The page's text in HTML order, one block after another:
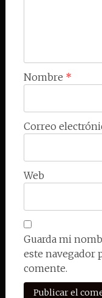
Nombre *
Correo
Web
Guarda mi
este navegador
comente.